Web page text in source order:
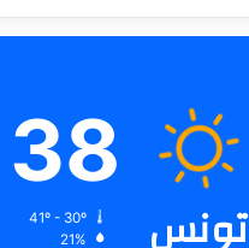
تونس
38
21%